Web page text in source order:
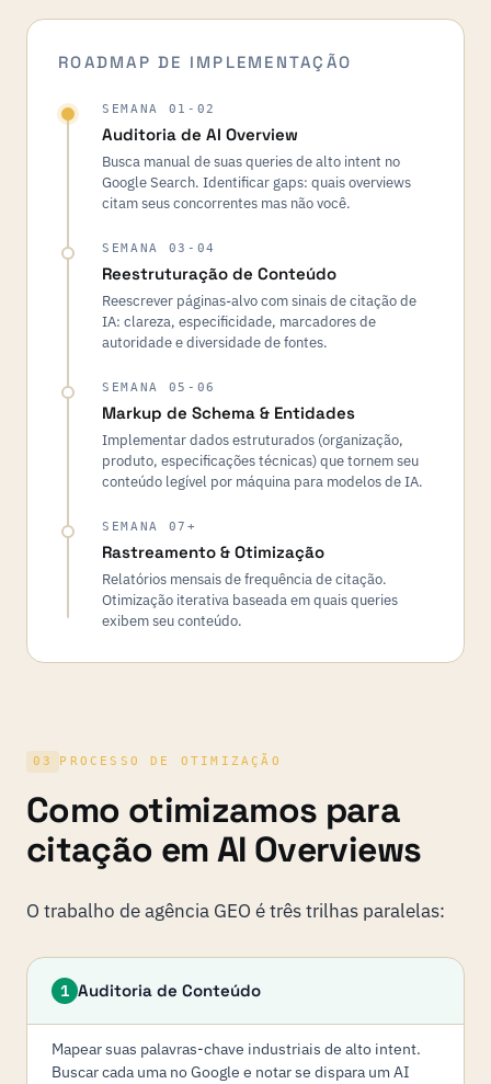
ROADMAP DE IMPLEMENTAÇÃO
SEMANA 01-02
Auditoria de AI Overview
Busca manual de suas queries de alto intent no
Google Search. Identificar gaps: quais overviews
citam seus concorrentes mas não você.
SEMANA 03-04
Reestruturação de Conteúdo
Reescrever páginas-alvo com sinais de citação de
IA: clareza, especificidade, marcadores de
autoridade e diversidade de fontes.
SEMANA 05-06
Markup de Schema & Entidades
Implementar dados estruturados (organização,
produto, especificações técnicas) que tornem seu
conteúdo legível por máquina para modelos de IA.
SEMANA 07+
Rastreamento & Otimização
Relatórios mensais de frequência de citação.
Otimização iterativa baseada em quais queries
exibem seu conteúdo.
03 PROCESSO DE OTIMIZAÇÃO
Como otimizamos para
citação em AI Overviews
O trabalho de agência GEO é três trilhas paralelas:
1 Auditoria de Conteúdo
Mapear suas palavras-chave industriais de alto intent.
Buscar cada uma no Google e notar se dispara um AI